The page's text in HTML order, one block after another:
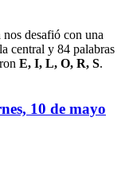
nos desafió con una
la central y 84 palabras
E, I, L, O, R, S.
10 de mayo